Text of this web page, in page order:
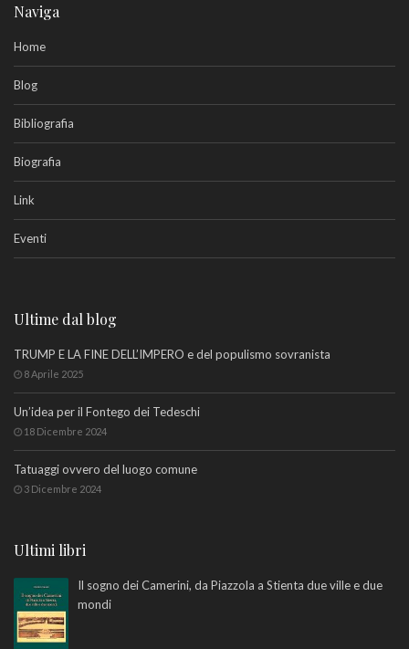
Naviga
Home
Blog
Bibliografia
Biografia
Link
Eventi
Ultime dal blog
TRUMP E LA FINE DELL’IMPERO e del populismo sovranista
8 Aprile 2025
Un’idea per il Fontego dei Tedeschi
18 Dicembre 2024
Tatuaggi ovvero del luogo comune
3 Dicembre 2024
Ultimi libri
Il sogno dei Camerini, da Piazzola a Stienta due ville e due
mondi